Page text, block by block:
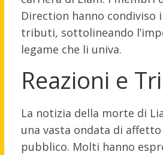
Direction hanno condiviso
tributi, sottolineando
legame che li univa.
Reazioni e
La notizia della morte di
una vasta ondata di
pubblico. Molti hanno